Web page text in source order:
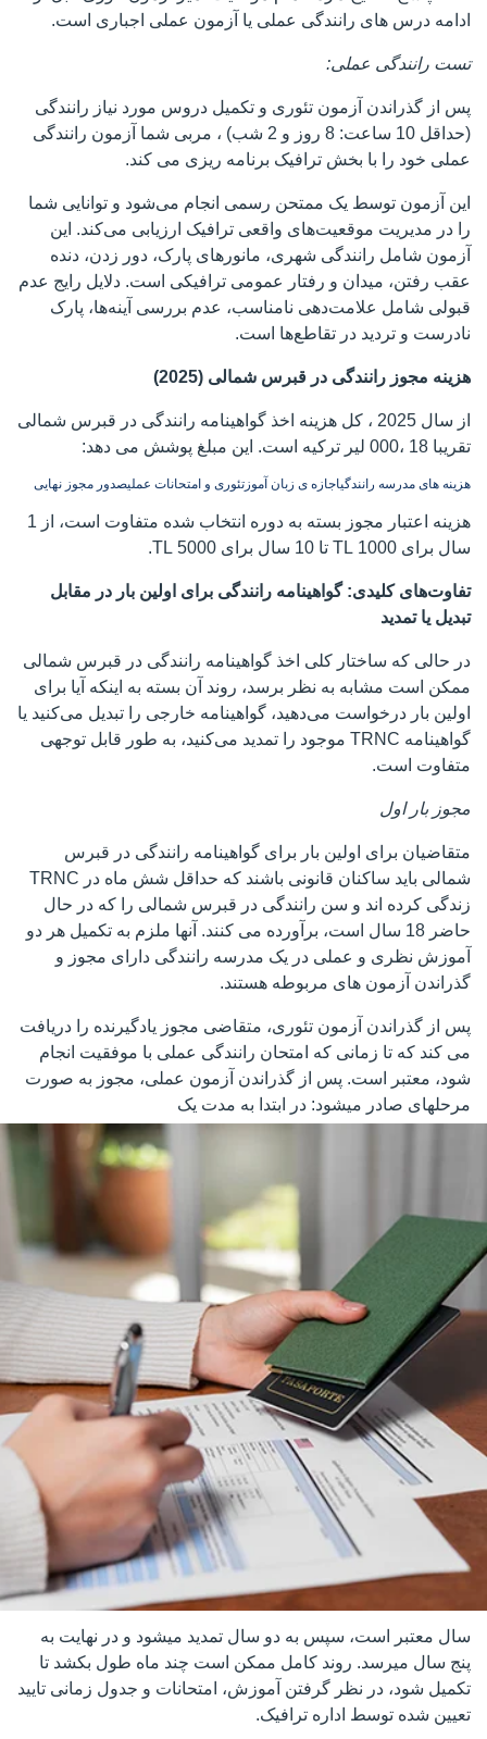
ادامه درس های رانندگی عملی یا آزمون عملی اجباری است.
تست رانندگی عملی:
پس از گذراندن آزمون تئوری و تکمیل دروس مورد نیاز رانندگی
(حداقل 10 ساعت: 8 روز و 2 شب) ، مربی شما آزمون رانندگی
عملی خود را با بخش ترافیک برنامه ریزی می کند.
این آزمون توسط یک ممتحن رسمی انجام می‌شود و توانایی شما
را در مدیریت موقعیت‌های واقعی ترافیک ارزیابی می‌کند. این
آزمون شامل رانندگی شهری، مانورهای پارک، دور زدن، دنده
عقب رفتن، میدان و رفتار عمومی ترافیکی است. دلایل رایج عدم
قبولی شامل علامت‌دهی نامناسب، عدم بررسی آینه‌ها، پارک
نادرست و تردید در تقاطع‌ها است.
هزینه مجوز رانندگی در قبرس شمالی (2025)
از سال 2025 ، کل هزینه اخذ گواهینامه رانندگی در قبرس شمالی
تقریبا 18 ،000 لیر ترکیه است. این مبلغ پوشش می دهد:
هزینه های مدرسه رانندگیاجازه ی زبان آموز تئوری و امتحانات عملیصدور مجوز نهایی
هزینه اعتبار مجوز بسته به دوره انتخاب شده متفاوت است، از 1
سال برای 1000 TL تا 10 سال برای 5000 TL.
تفاوت‌های کلیدی: گواهینامه رانندگی برای اولین بار در مقابل
تبدیل یا تمدید
در حالی که ساختار کلی اخذ گواهینامه رانندگی در قبرس شمالی
ممکن است مشابه به نظر برسد، روند آن بسته به اینکه آیا برای
اولین بار درخواست می‌دهید، گواهینامه خارجی را تبدیل می‌کنید یا
گواهینامه TRNC موجود را تمدید می‌کنید، به طور قابل توجهی
متفاوت است.
مجوز بار اول
متقاضیان برای اولین بار برای گواهینامه رانندگی در قبرس
شمالی باید ساکنان قانونی باشند که حداقل شش ماه در TRNC
زندگی کرده اند و سن رانندگی در قبرس شمالی را که در حال
حاضر 18 سال است، برآورده می کنند. آنها ملزم به تکمیل هر دو
آموزش نظری و عملی در یک مدرسه رانندگی دارای مجوز و
گذراندن آزمون های مربوطه هستند.
پس از گذراندن آزمون تئوری، متقاضی مجوز یادگیرنده را دریافت
می کند که تا زمانی که امتحان رانندگی عملی با موفقیت انجام
شود، معتبر است. پس از گذراندن آزمون عملی، مجوز به صورت
مرحلهای صادر میشود: در ابتدا به مدت یک
سال معتبر است، سپس به دو سال تمدید میشود و در نهایت به
پنج سال میرسد. روند کامل ممکن است چند ماه طول بکشد تا
تکمیل شود، در نظر گرفتن آموزش، امتحانات و جدول زمانی تایید
تعیین شده توسط اداره ترافیک.